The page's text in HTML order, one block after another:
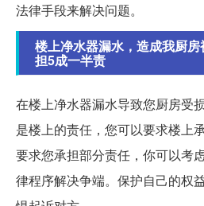
法律手段来解决问题。
楼上净水器漏水，造成我厨
担5成一半责
在楼上净水器漏水导致您厨房受
是楼上的责任，您可以要求楼上
要求您承担部分责任，你可以考
律程序解决争端。保护自己的权